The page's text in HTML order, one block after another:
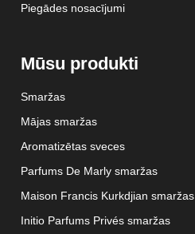
Piegādes nosacījumi
Mūsu produkti
Smaržas
Mājas smaržas
Aromatizētas sveces
Parfums De Marly smaržas
Maison Francis Kurkdjian smaržas
Initio Parfums Privés smaržas